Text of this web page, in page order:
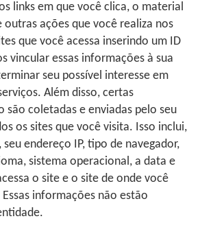
links em que você clica, o material
outras ações que você realiza nos
que você acessa inserindo um ID
vincular essas informações à sua
seu possível interesse em
Além disso, certas
são coletadas e enviadas pelo seu
os sites que você visita. Isso inclui,
endereço IP, tipo de navegador,
sistema operacional, a data e
o site e o site de onde você
informações não estão